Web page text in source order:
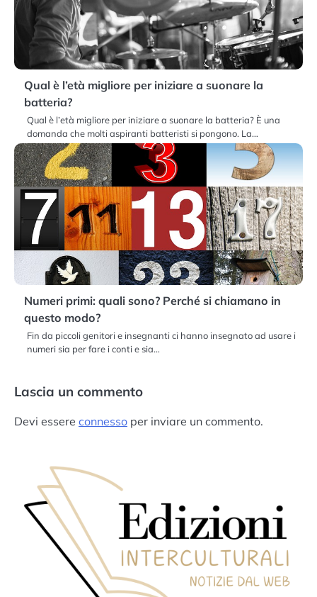
Qual è l’età migliore per iniziare a suonare la
batteria?
Qual è l’età migliore per iniziare a suonare la batteria? È una
domanda che molti aspiranti batteristi si pongono. La…
Numeri primi: quali sono? Perché si chiamano in
questo modo?
Fin da piccoli genitori e insegnanti ci hanno insegnato ad usare i
numeri sia per fare i conti e sia…
Lascia un commento
Devi essere connesso per inviare un commento.